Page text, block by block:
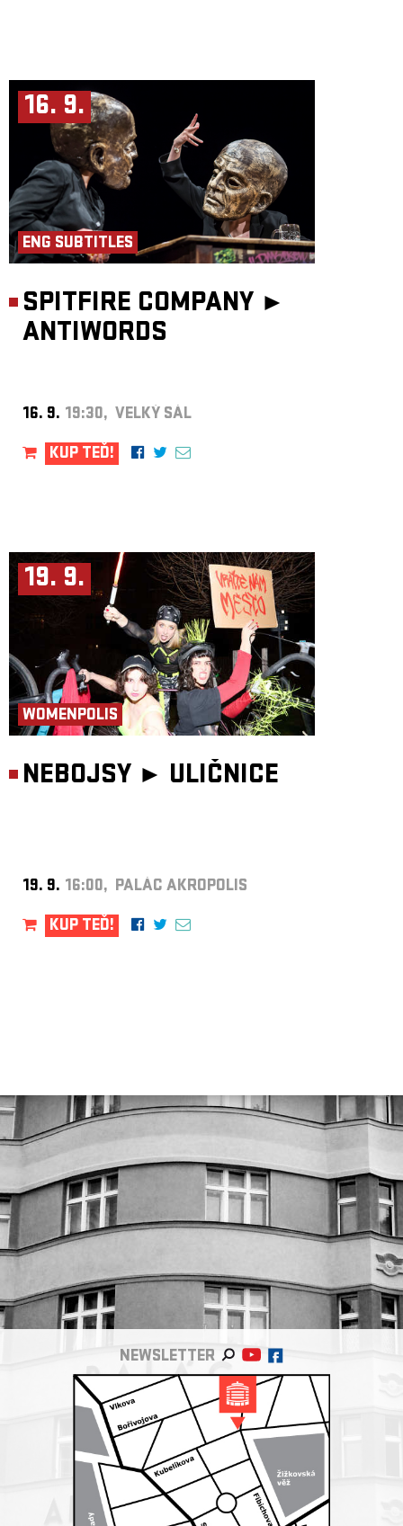
16. 9.
ENG SUBTITLES
SPITFIRE COMPANY ►
ANTIWORDS
16. 9. 19:30, VELKÝ SÁL
KUP TEĎ!
19. 9.
WOMENPOLIS
NEBOJSY ► ULIČNICE
19. 9. 16:00, PALÁC AKROPOLIS
KUP TEĎ!
NEWSLETTER